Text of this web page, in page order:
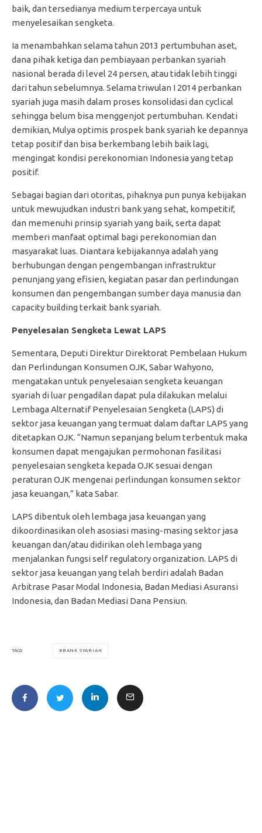
baik, dan tersedianya medium terpercaya untuk
menyelesaikan sengketa.
Ia menambahkan selama tahun 2013 pertumbuhan aset,
dana pihak ketiga dan pembiayaan perbankan syariah
nasional berada di level 24 persen, atau tidak lebih tinggi
dari tahun sebelumnya. Selama triwulan I 2014 perbankan
syariah juga masih dalam proses konsolidasi dan cyclical
sehingga belum bisa menggenjot pertumbuhan. Kendati
demikian, Mulya optimis prospek bank syariah ke depannya
tetap positif dan bisa berkembang lebih baik lagi,
mengingat kondisi perekonomian Indonesia yang tetap
positif.
Sebagai bagian dari otoritas, pihaknya pun punya kebijakan
untuk mewujudkan industri bank yang sehat, kompetitif,
dan memenuhi prinsip syariah yang baik, serta dapat
memberi manfaat optimal bagi perekonomian dan
masyarakat luas. Diantara kebijakannya adalah yang
berhubungan dengan pengembangan infrastruktur
penunjang yang efisien, kegiatan pasar dan perlindungan
konsumen dan pengembangan sumber daya manusia dan
capacity building terkait bank syariah.
Penyelesaian Sengketa Lewat LAPS
Sementara, Deputi Direktur Direktorat Pembelaan Hukum
dan Perlindungan Konsumen OJK, Sabar Wahyono,
mengatakan untuk penyelesaian sengketa keuangan
syariah di luar pengadilan dapat pula dilakukan melalui
Lembaga Alternatif Penyelesaian Sengketa (LAPS) di
sektor jasa keuangan yang termuat dalam daftar LAPS yang
ditetapkan OJK. “Namun sepanjang belum terbentuk maka
konsumen dapat mengajukan permohonan fasilitasi
penyelesaian sengketa kepada OJK sesuai dengan
peraturan OJK mengenai perlindungan konsumen sektor
jasa keuangan,” kata Sabar.
LAPS dibentuk oleh lembaga jasa keuangan yang
dikoordinasikan oleh asosiasi masing-masing sektor jasa
keuangan dan/atau didirikan oleh lembaga yang
menjalankan fungsi self regulatory organization. LAPS di
sektor jasa keuangan yang telah berdiri adalah Badan
Arbitrase Pasar Modal Indonesia, Badan Mediasi Asuransi
Indonesia, dan Badan Mediasi Dana Pensiun.
TAGS BANK SYARIAH